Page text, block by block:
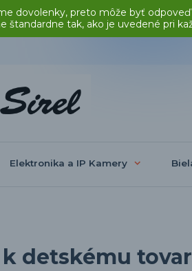
dovolenky, preto môže byť
štandardne tak, ako je uvedené pri
Elektronika a IP Kamery
detskému